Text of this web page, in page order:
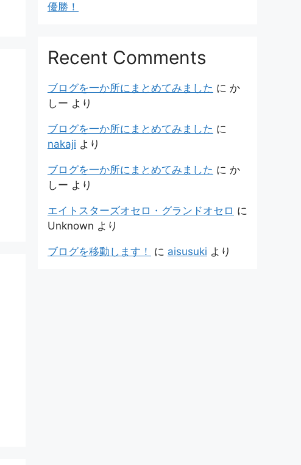
優勝！
Recent Comments
ブログを一か所にまとめてみました に か
しー より
ブログを一か所にまとめてみました に
nakaji より
ブログを一か所にまとめてみました に か
しー より
エイトスターズオセロ・グランドオセロ に
Unknown より
ブログを移動します！ に aisusuki より